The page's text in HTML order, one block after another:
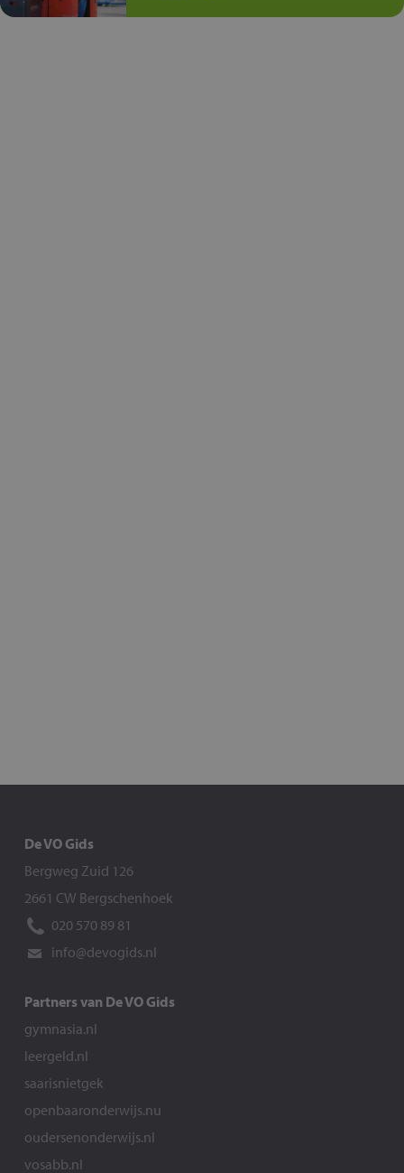
De VO Gids
Bergweg Zuid 126
2661 CW Bergschenhoek
020 570 89 81
info@devogids.nl
Partners van De VO Gids
gymnasia.nl
leergeld.nl
saarisnietgek
openbaaronderwijs.nu
oudersenonderwijs.nl
vosabb.nl